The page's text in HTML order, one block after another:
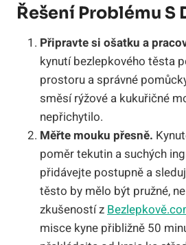
Řešení Problému S
Připravte si ošatku a
kynutí bezlepkového těsta
prostoru a správné
směsí rýžové a kukuřičné
nepřichytilo.
Měřte mouku přesně.
poměr tekutin a suchých
přidávejte postupně a
těsto by mělo být pružné,
zkušeností z
misce kyne přibližně 50